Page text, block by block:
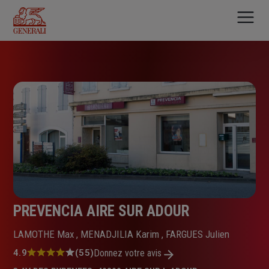
contenu
principal
PREVENCIA AIRE SUR ADOUR
LAMOTHE Max , MENADJILIA Karim , FARGUES Julien
Note
4.9 (55)Donnez votre avis